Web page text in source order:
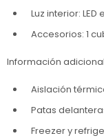
Luz interior:
Accesorios: 1
Información
Aislación
Patas
Freezer y